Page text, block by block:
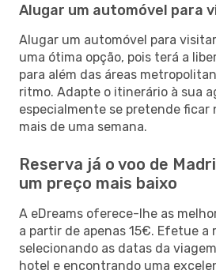
Alugar um automóvel para
Alugar um automóvel para
uma ótima opção, pois terá a
para além das áreas
ritmo. Adapte o itinerário à sua
especialmente se pretende ficar
mais de uma semana.
Reserva já o voo de
um preço mais baixo
A eDreams oferece-lhe as
a partir de apenas 15€. Efetue a
selecionando as datas da
hotel e encontrando uma